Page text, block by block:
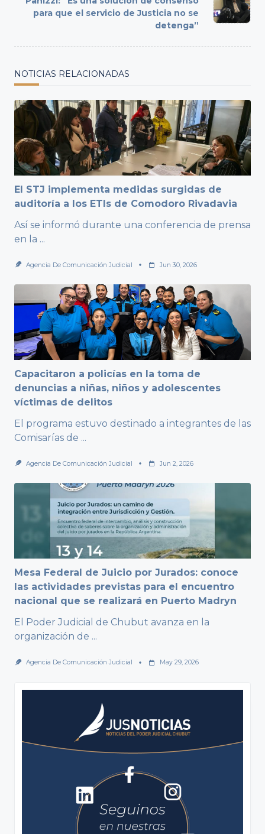
text">Page</span>
para que el servicio de Justicia no se
detenga”
NOTICIAS RELACIONADAS
El STJ implementa medidas surgidas de
auditoría a los ETIs de Comodoro Rivadavia
Así se informó durante una conferencia de prensa
en la ...
Agencia De Comunicación Judicial Jun 30, 2026
Capacitaron a policías en la toma de
denuncias a niñas, niños y adolescentes
víctimas de delitos
El programa estuvo destinado a integrantes de las
Comisarías de ...
Agencia De Comunicación Judicial Jun 2, 2026
Mesa Federal de Juicio por Jurados: conoce
las actividades previstas para el encuentro
nacional que se realizará en Puerto Madryn
El Poder Judicial de Chubut avanza en la
organización de ...
Agencia De Comunicación Judicial May 29, 2026